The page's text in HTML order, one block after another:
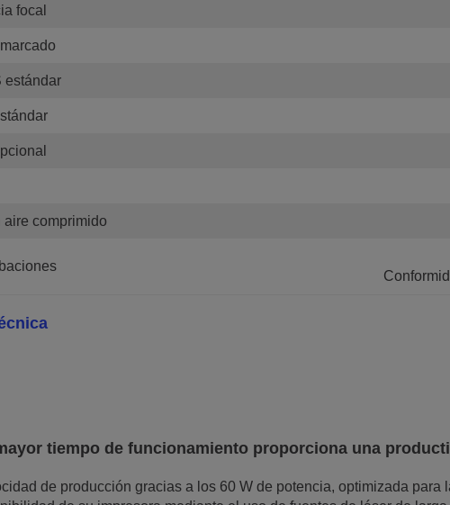
focal
estándar
aire comprimido
tiempo de funcionamiento proporciona una
de producción gracias a los 60 W de potencia, optimizada